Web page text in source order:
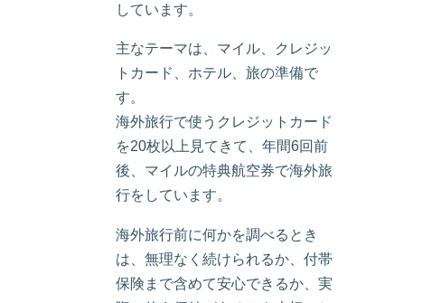
しています。
主なテーマは、マイル、クレジッ
トカード、ホテル、旅の準備で
す。
海外旅行で使うクレジットカード
を20枚以上見てきて、年間6回前
後、マイルの特典航空券で海外旅
行をしています。
海外旅行前に何かを調べるとき
は、無理なく続けられるか、付帯
保険まで含めて安心できるか、実